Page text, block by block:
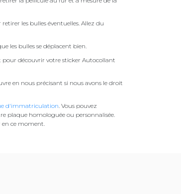
les bulles éventuelles. Allez du
les bulles se déplacent bien.
découvrir votre sticker Autocollant
en nous précisant si nous avons le droit
d'immatriculation. Vous pouvez
plaque homologuée ou personnalisée.
en ce moment.